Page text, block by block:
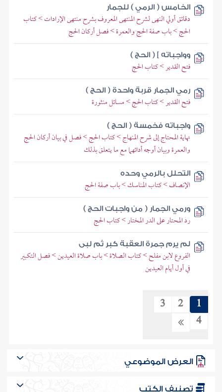
الخامس ( الرمي ) للجمار
دقائق أولي النهى لشرح المنتهى المعروف بشرح منتهى الإرادات > كتاب
الحج > باب صفة الحج والعمرة > فصل أركان الحج
وواجباته ] ( الحج )
فتح القدير > كتاب الحج
رمي الجمار قربة واحدة ( الحج )
فتح القدير > كتاب الحج > مسائل منثورة
واجباته فخمسة ( الحج )
نهاية المحتاج إلى شرح المنهاج > كتاب الحج > فصل في بيان أركان الحج
والعمرة وبيان أوجه أدائهما مع ما يتعلق بذلك
التحلل بالرمي وحده
الإنصاف > كتاب المناسك > باب صفة الحج
ورمي الجمار ( من واجبات الحج )
رد المحتار على الدر المختار > كتاب الحج
لم يرم جمرة العقبة كبر ثم لبى
الفروع لابن مفلح > كتاب الصلاة > باب صلاة العيدين > فصل التكبير
في أول أيام العيدين
1
2
3
4
العرض الموضوعي
تصنيف الكتب